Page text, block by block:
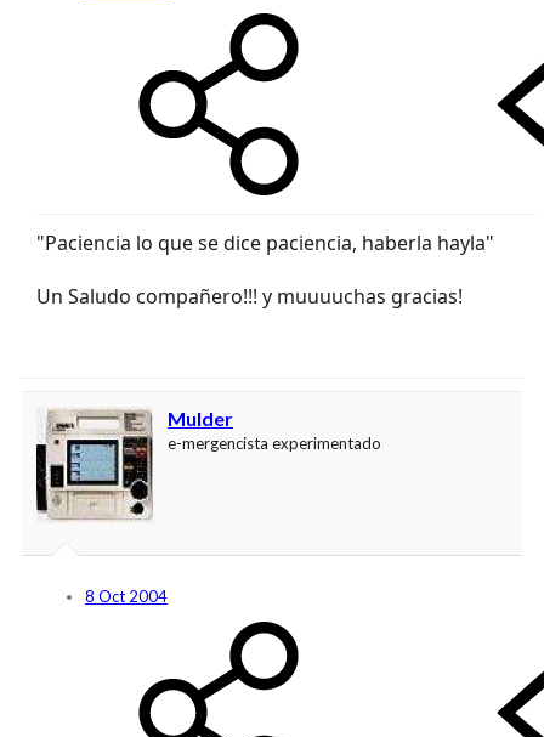
"Paciencia lo que se dice paciencia, haberla hayla"
Un Saludo compañero!!! y muuuuchas gracias!
Mulder
e-mergencista experimentado
8 Oct 2004